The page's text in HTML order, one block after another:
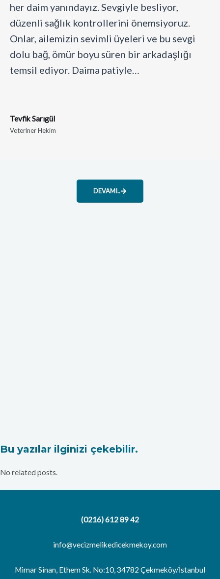
her daim yanındayız. Sevgiyle besliyor,
düzenli sağlık kontrollerini önemsiyoruz.
Onlar, ailemizin sevimli üyeleri ve bu sevgi
dolu bağ, ömür boyu süren bir arkadaşlığı
temsil ediyor. Daima patiyle…
Tevfik Sarıgül
Veteriner Hekim
DEVAMI..
Bu yazılar ilginizi çekebilir.
No related posts.
(0216) 612 89 42
info@vecizmelikedicekmekoy.com
Mimar Sinan, Ethem Sk. No:10, 34782 Çekmeköy/İstanbul